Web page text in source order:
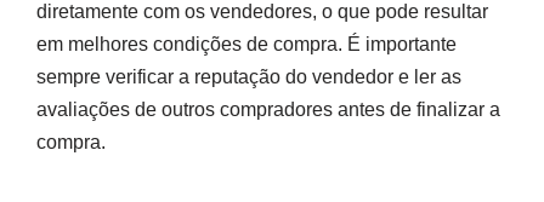
diretamente com os vendedores, o que pode resultar
em melhores condições de compra. É importante
sempre verificar a reputação do vendedor e ler as
avaliações de outros compradores antes de finalizar a
compra.